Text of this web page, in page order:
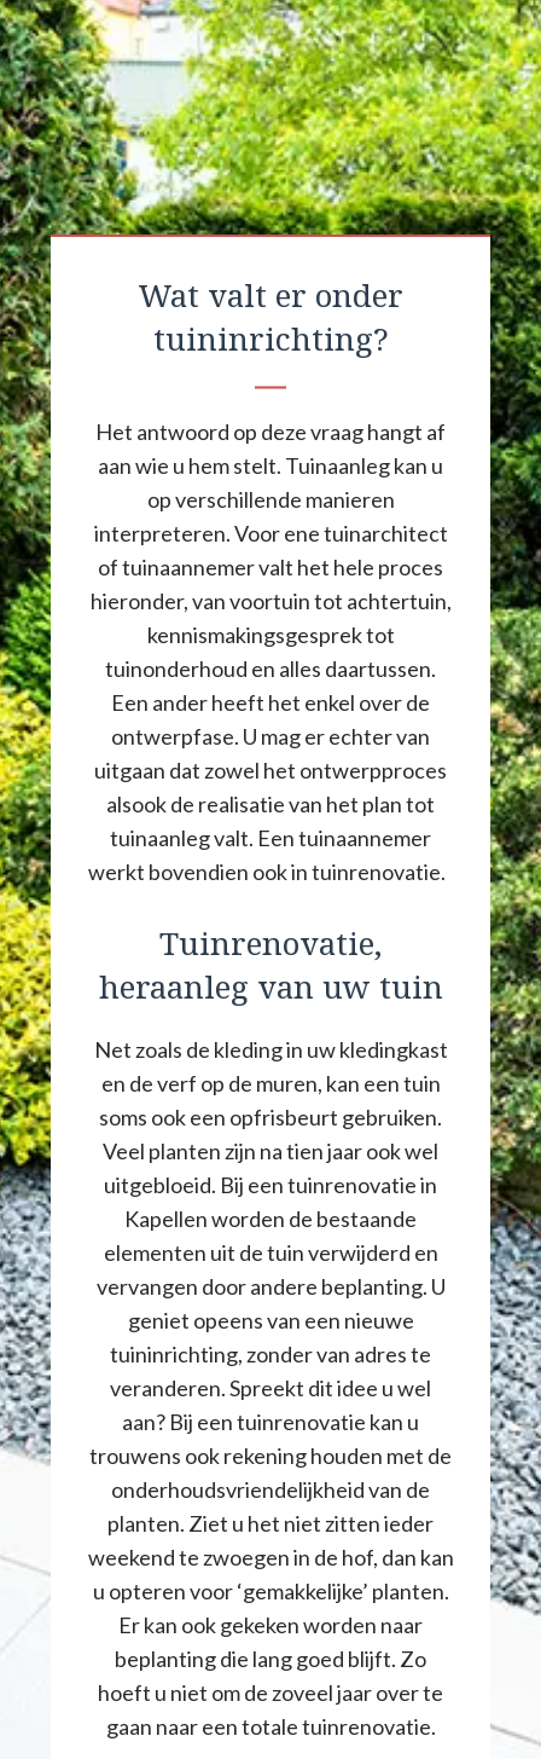
Wat valt er onder
tuininrichting?
Het antwoord op deze vraag hangt af
aan wie u hem stelt. Tuinaanleg kan u
op verschillende manieren
interpreteren. Voor ene tuinarchitect
of tuinaannemer valt het hele proces
hieronder, van voortuin tot achtertuin,
kennismakingsgesprek tot
tuinonderhoud en alles daartussen.
Een ander heeft het enkel over de
ontwerpfase. U mag er echter van
uitgaan dat zowel het ontwerpproces
alsook de realisatie van het plan tot
tuinaanleg valt. Een tuinaannemer
werkt bovendien ook in tuinrenovatie.
Tuinrenovatie,
heraanleg van uw tuin
Net zoals de kleding in uw kledingkast
en de verf op de muren, kan een tuin
soms ook een opfrisbeurt gebruiken.
Veel planten zijn na tien jaar ook wel
uitgebloeid. Bij een tuinrenovatie in
Kapellen worden de bestaande
elementen uit de tuin verwijderd en
vervangen door andere beplanting. U
geniet opeens van een nieuwe
tuininrichting, zonder van adres te
veranderen. Spreekt dit idee u wel
aan? Bij een tuinrenovatie kan u
trouwens ook rekening houden met de
onderhoudsvriendelijkheid van de
planten. Ziet u het niet zitten ieder
weekend te zwoegen in de hof, dan kan
u opteren voor ‘gemakkelijke’ planten.
Er kan ook gekeken worden naar
beplanting die lang goed blijft. Zo
hoeft u niet om de zoveel jaar over te
gaan naar een totale tuinrenovatie.